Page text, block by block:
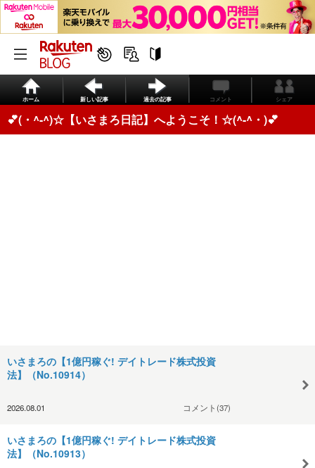
ホーム 新しい記事 過去の記事 コメント シェア
💕(・^-^​)​​​☆​【いさまろ日記】へようこそ！​☆(^-^​​​・​​)​​​​​​​💕
いさまろの【1億円稼ぐ! デイトレード株式投資
法】（No.10914）
2026.08.01 コメント(37)
いさまろの【1億円稼ぐ! デイトレード株式投資
法】（No.10913）